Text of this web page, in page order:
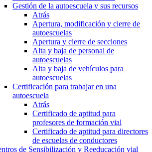
Gestión de la autoescuela y sus recursos
Atrás
Apertura, modificación y cierre de
autoescuelas
Apertura y cierre de secciones
Alta y baja de personal de
autoescuelas
Alta y baja de vehículos para
autoescuelas
Certificación para trabajar en una
autoescuela
Atrás
Certificado de aptitud para
profesores de formación vial
Certificado de aptitud para directores
de escuelas de conductores
de Sensibilización y Reeducación vial